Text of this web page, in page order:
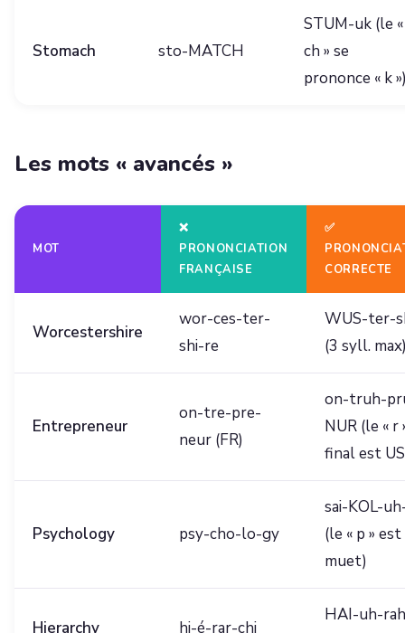
Stomach sto-MATCH
STUM-uk (le «
ch » se
prononce « k
Les mots « avancés »
MOT
❌
PRONONCIATION
FRANÇAISE
✅
CORRECTE
Worcestershire
wor-ces-ter-
shi-re
WUS-ter-
(3 syll.
Entrepreneur
on-tre-pre-
neur (FR)
on-truh-
NUR (le « r
final est
Psychology psy-cho-lo-gy
sai-KOL-
(le « p » est
muet)
Hierarchy hi-é-rar-chi
HAI-uh-